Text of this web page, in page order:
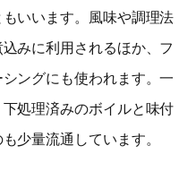
いいます。風味や調理法
みに利用されるほか、フ
ングにも使われます。一
処理済みのボイルと味付
少量流通しています。